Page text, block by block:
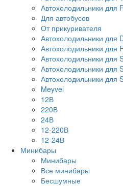
Автохолодильники для
Для автобусов
От прикуривателя
Автохолодильники для
Автохолодильники для
Автохолодильники для
Автохолодильники для
Автохолодильники для
Meyvel
12В
220В
24В
12-220В
12-24В
Минибары
Минибары
Все минибары
Бесшумные